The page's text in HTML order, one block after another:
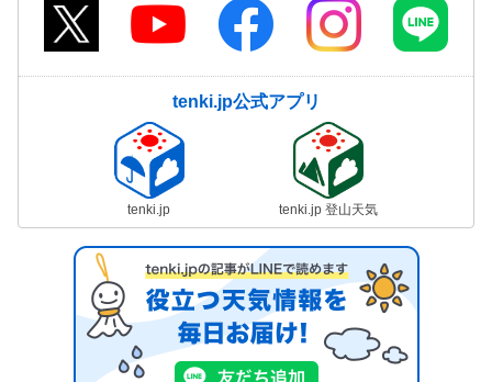
tenki.jp公式アプリ
tenki.jp tenki.jp 登山天気